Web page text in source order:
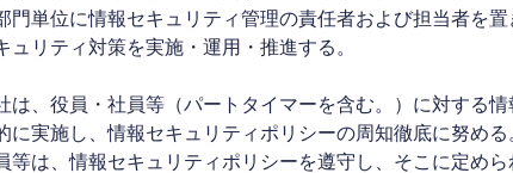
門単位に情報セキュリティ管理の責任者および担当者を
ュリティ対策を実施・運用・推進する。
は、役員・社員等（パートタイマーを含む。）に対する
に実施し、情報セキュリティポリシーの周知徹底に努め
等は、情報セキュリティポリシーを遵守し、そこに定め